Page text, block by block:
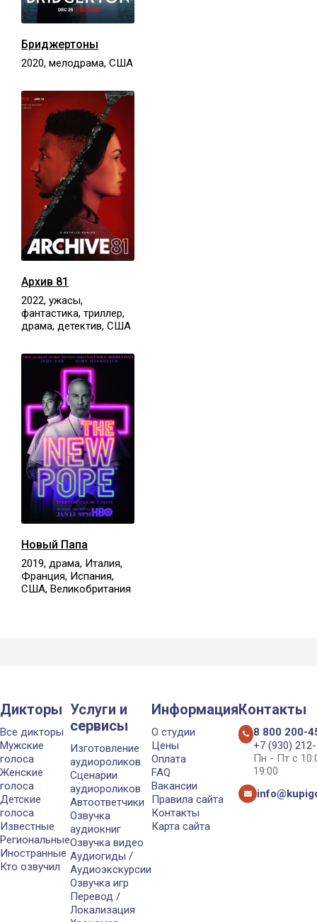
Бриджертоны
2020, мелодрама, США
Архив 81
2022, ужасы,
фантастика, триллер,
драма, детектив, США
Новый Папа
2019, драма, Италия,
Франция, Испания,
США, Великобритания
Дикторы
Все дикторы
Мужские
голоса
Женские
голоса
Детские
голоса
Известные
Региональные
Иностранные
Кто озвучил
Услуги и
сервисы
Изготовление
аудиороликов
Сценарии
аудиороликов
Автоответчики
Озвучка
аудиокниг
Озвучка видео
Аудиогиды /
Аудиоэкскурсии
Озвучка игр
Перевод /
Локализация
Информация
О студии
Цены
Оплата
FAQ
Вакансии
Правила сайта
Контакты
Карта сайта
Контакты
8 800 200-
+7 (930)
Пн - Пт с
19:00